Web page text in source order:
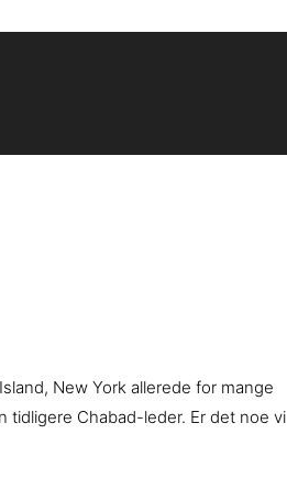
New York allerede for mange
tidligere Chabad-leder. Er det noe vi